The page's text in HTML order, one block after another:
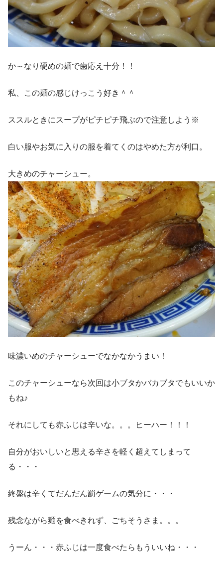
か～なり硬めの麺で歯応え十分！！
私、この麺の感じけっこう好き＾＾
ススルときにスープがピチピチ飛ぶので注意しよう※
白い服やお気に入りの服を着てくのはやめた方が利口。
大きめのチャーシュー。
味濃いめのチャーシューでなかなかうまい！
このチャーシューなら次回は小ブタかバカブタでもいいか
もね♪
それにしても赤ふじは辛いな。。。ヒーハー！！！
自分がおいしいと思える辛さを軽く超えてしまって
る・・・
終盤は辛くてだんだん罰ゲームの気分に・・・
残念ながら麺を食べきれず、ごちそうさま。。。
うーん・・・赤ふじは一度食べたらもういいね・・・